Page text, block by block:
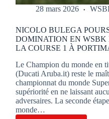
28 mars 2026
NICOLO BULEGA
DOMINATION EN WSBK
LA COURSE 1 À
Le Champion du monde en
(Ducati Aruba.it) reste le
championnat du monde
supériorité en ne laissant
adversaires. La seconde
monde…